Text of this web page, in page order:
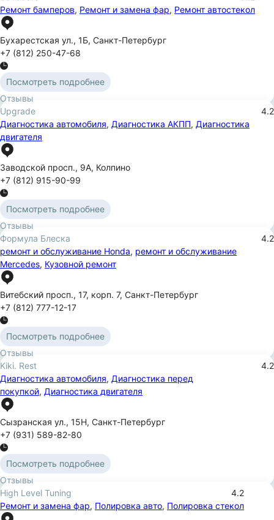
Ремонт бамперов, Ремонт и замена фар, Ремонт автостекол
Бухарестская ул., 1Б, Санкт-Петербург
+7 (812) 250-47-68
Посмотреть подробнее
Отзывы
Upgrade
4.2
Диагностика автомобиля, Диагностика АКПП, Диагностика
двигателя
Заводской просп., 9А, Колпино
+7 (812) 915-90-99
Посмотреть подробнее
Отзывы
Формула Блеска
4.2
ремонт и обслуживание Honda, ремонт и обслуживание
Mercedes, Кузовной ремонт
Витебский просп., 17, корп. 7, Санкт-Петербург
+7 (812) 777-12-17
Посмотреть подробнее
Отзывы
Kiki. Rest
4.2
Диагностика автомобиля, Диагностика перед
покупкой, Диагностика двигателя
Сызранская ул., 15Н, Санкт-Петербург
+7 (931) 589-82-80
Посмотреть подробнее
Отзывы
High Level Tuning
4.2
Ремонт и замена фар, Полировка авто, Полировка стекол